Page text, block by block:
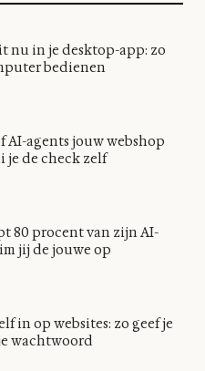
nu in je desktop-app: zo
bedienen
AI-agents jouw webshop
je de check zelf
80 procent van zijn AI-
jij de jouwe op
in op websites: zo geef je
wachtwoord